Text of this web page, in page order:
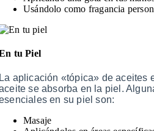
Usándolo como fragancia
tu Piel
aplicación «tópica» de aceites
se absorba en la piel.
en su piel son:
Masaje